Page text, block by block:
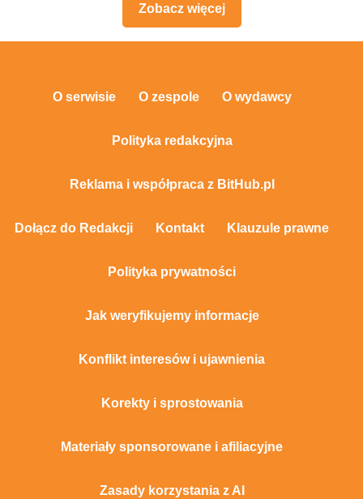
Zobacz więcej
O serwisie O zespole O wydawcy
Polityka redakcyjna
Reklama i współpraca z BitHub.pl
Dołącz do Redakcji Kontakt Klauzule prawne
Polityka prywatności
Jak weryfikujemy informacje
Konflikt interesów i ujawnienia
Korekty i sprostowania
Materiały sponsorowane i afiliacyjne
Zasady korzystania z AI